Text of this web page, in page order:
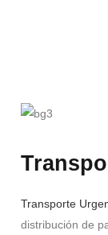
Transporte
distribución de